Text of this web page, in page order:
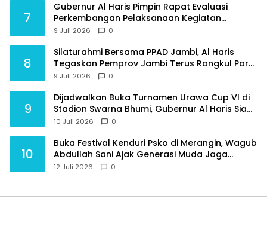
7
Gubernur Al Haris Pimpin Rapat Evaluasi
Perkembangan Pelaksanaan Kegiatan
Pembangunan Triwulan II TA 2026
9 Juli 2026 0
8
Silaturahmi Bersama PPAD Jambi, Al Haris
Tegaskan Pemprov Jambi Terus Rangkul Para
Purnawirawan
9 Juli 2026 0
9
Dijadwalkan Buka Turnamen Urawa Cup VI di
Stadion Swarna Bhumi, Gubernur Al Haris Siap
Berlaga Lawan Tim Urawa
10 Juli 2026 0
10
Buka Festival Kenduri Psko di Merangin, Wagub
Abdullah Sani Ajak Generasi Muda Jaga
Budaya dan Jauhi Narkoba
12 Juli 2026 0